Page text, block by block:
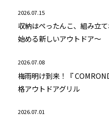
2026.07.15
収納はぺったんこ、組み立
始める新しいアウトドア～
2026.07.08
梅雨明け到来！『
格アウトドアグリル
2026.07.01